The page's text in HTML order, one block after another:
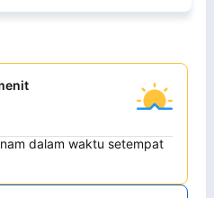
dalam waktu setempat